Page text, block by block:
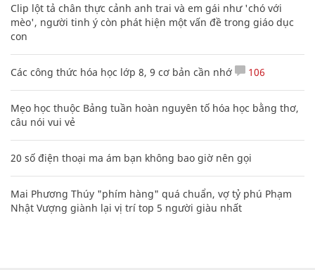
Clip lột tả chân thực cảnh anh trai và em gái như 'chó với
mèo', người tinh ý còn phát hiện một vấn đề trong giáo dục
con
Các công thức hóa học lớp 8, 9 cơ bản cần nhớ 106
Mẹo học thuộc Bảng tuần hoàn nguyên tố hóa học bằng thơ,
câu nói vui vẻ
20 số điện thoại ma ám bạn không bao giờ nên gọi
Mai Phương Thúy "phím hàng" quá chuẩn, vợ tỷ phú Phạm
Nhật Vượng giành lại vị trí top 5 người giàu nhất